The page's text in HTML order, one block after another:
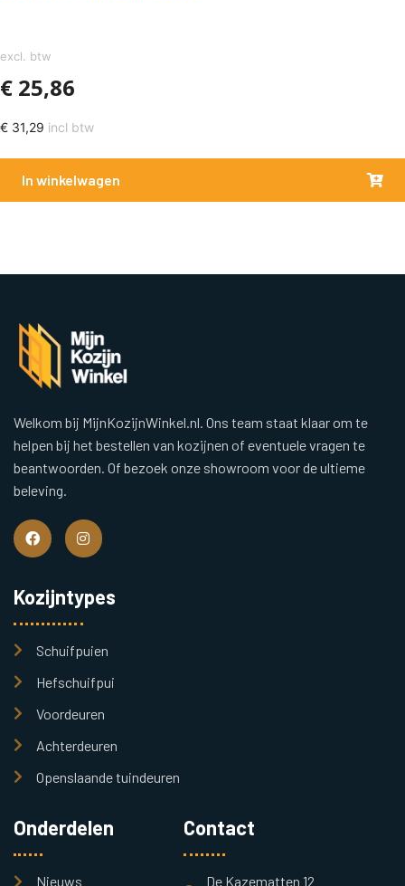
excl. btw
€ 25,86
€ 31,29 incl btw
In winkelwagen
Welkom bij MijnKozijnWinkel.nl. Ons team staat klaar om te
helpen bij het bestellen van kozijnen of eventuele vragen te
beantwoorden. Of bezoek onze showroom voor de ultieme
beleving.
Kozijntypes
Schuifpuien
Hefschuifpui
Voordeuren
Achterdeuren
Openslaande tuindeuren
Onderdelen
Nieuws
Contact
De Kazematten 12